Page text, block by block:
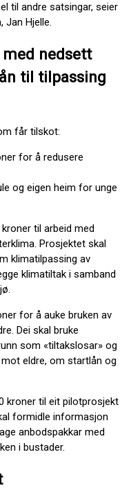
til andre satsingar, seier
Jan Hjelle.
nedsett
til tilpassing
får tilskot:
for å redusere
og eigen heim for unge
til arbeid med
Prosjektet skal
klimatilpassing av
klimatiltak i samband
for å auke bruken av
Dei skal bruke
som «tiltakslosar» og
eldre, om startlån og
kroner til eit pilotprosjekt
formidle informasjon
anbodspakkar med
i bustader.